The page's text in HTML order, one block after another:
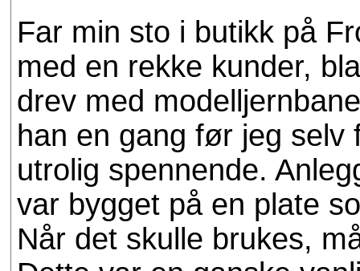
Far min sto i butikk på
med en rekke kunder,
drev med
han en gang før jeg selv
utrolig spennende.
var bygget på en plate
Når det skulle brukes,